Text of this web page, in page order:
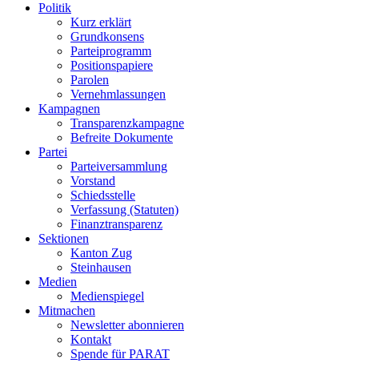
Politik
Kurz erklärt
Grundkonsens
Parteiprogramm
Positionspapiere
Parolen
Vernehmlassungen
Kampagnen
Transparenzkampagne
Befreite Dokumente
Partei
Parteiversammlung
Vorstand
Schiedsstelle
Verfassung (Statuten)
Finanztransparenz
Sektionen
Kanton Zug
Steinhausen
Medien
Medienspiegel
Mitmachen
Newsletter abonnieren
Kontakt
Spende für PARAT